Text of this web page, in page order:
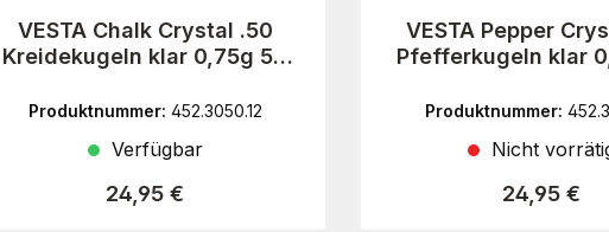
VESTA Chalk Crystal .50
Kreidekugeln klar 0,75g 50
Produktnummer: 452.3050.12
Verfügbar
Regulärer Preis:
24,95 €
VESTA Pepper
Pfefferkugeln klar
Produktnummer:
Nicht
Regulärer
24,95 €